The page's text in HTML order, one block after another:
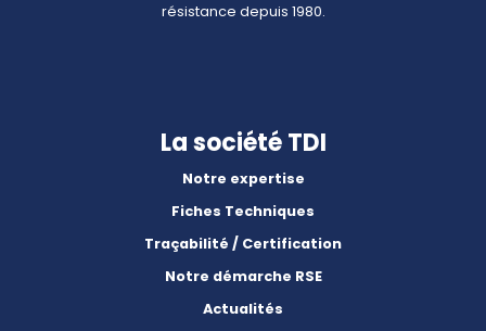
résistance depuis 1980.
La société TDI
Notre expertise
Fiches Techniques
Traçabilité / Certification
Notre démarche RSE
Actualités